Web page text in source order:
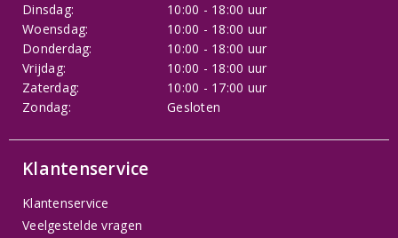
Dinsdag:
10:00 - 18:00 uur
Woensdag:
10:00 - 18:00 uur
Donderdag:
10:00 - 18:00 uur
Vrijdag:
10:00 - 18:00 uur
Zaterdag:
10:00 - 17:00 uur
Zondag:
Gesloten
Klantenservice
Klantenservice
Veelgestelde vragen